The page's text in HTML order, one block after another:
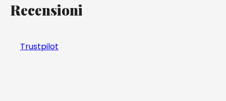
Recensioni
Trustpilot